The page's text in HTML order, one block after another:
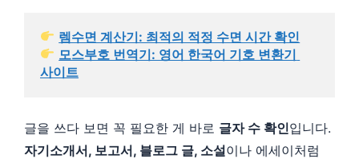
렘수면 계산기: 최적의 적정 수면 시간 확인
모스부호 번역기: 영어 한국어 기호 변환기
사이트
글을 쓰다 보면 꼭 필요한 게 바로 글자 수 확인입니다.
자기소개서, 보고서, 블로그 글, 소설이나 에세이처럼